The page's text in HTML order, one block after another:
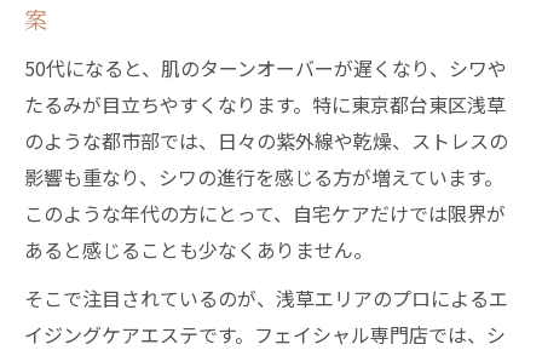
案
50代になると、肌のターンオーバーが遅くなり、シワや
たるみが目立ちやすくなります。特に東京都台東区浅草
のような都市部では、日々の紫外線や乾燥、ストレスの
影響も重なり、シワの進行を感じる方が増えています。
このような年代の方にとって、自宅ケアだけでは限界が
あると感じることも少なくありません。
そこで注目されているのが、浅草エリアのプロによるエ
イジングケアエステです。フェイシャル専門店では、シ